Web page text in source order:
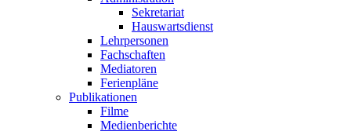
Sekretariat
Hauswartsdienst
Lehrpersonen
Fachschaften
Mediatoren
Ferienpläne
Publikationen
Filme
Medienberichte